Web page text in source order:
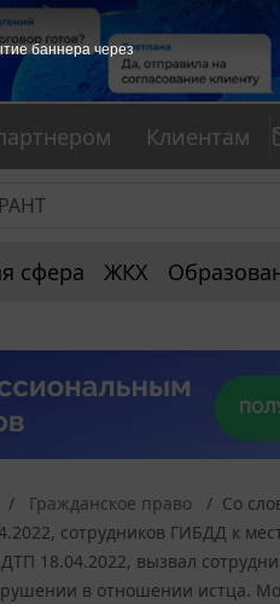
Клиентам
сфера ЖКХ
Гражданское право
Со
сотрудников ГИБДД к
18.04.2022, вызвал
в отношении истца.
баннера через